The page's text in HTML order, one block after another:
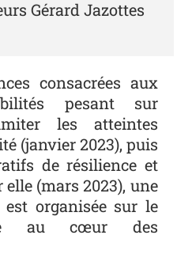
Gérard Jazottes
consacrées aux
pesant sur
les atteintes
(janvier 2023), puis
de résilience et
(mars 2023), une
est organisée sur le
au cœur des